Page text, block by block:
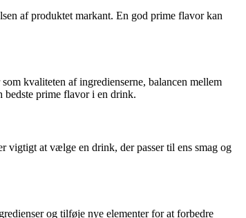
af produktet markant. En god prime flavor kan
kvaliteten af ingredienserne, balancen mellem
bedste prime flavor i en drink.
vigtigt at vælge en drink, der passer til ens smag og
og tilføje nye elementer for at forbedre